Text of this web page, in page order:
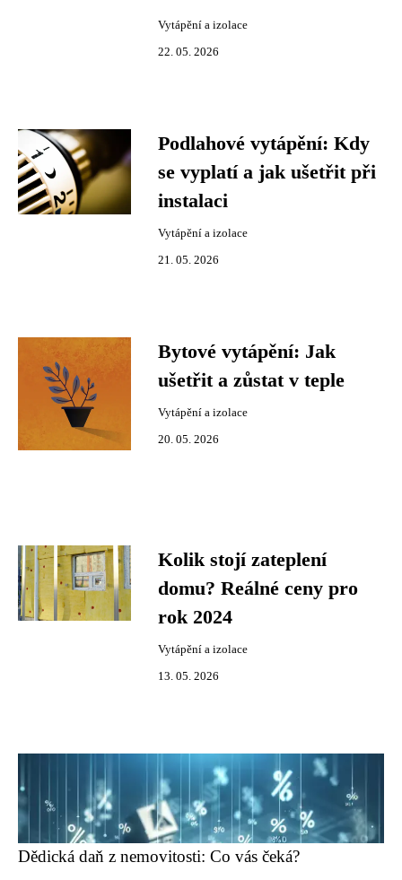
Vytápění a izolace
22. 05. 2026
Podlahové vytápění: Kdy
se vyplatí a jak ušetřit při
instalaci
Vytápění a izolace
21. 05. 2026
Bytové vytápění: Jak
ušetřit a zůstat v teple
Vytápění a izolace
20. 05. 2026
Kolik stojí zateplení
domu? Reálné ceny pro
rok 2024
Vytápění a izolace
13. 05. 2026
Dědická daň z nemovitosti: Co vás čeká?